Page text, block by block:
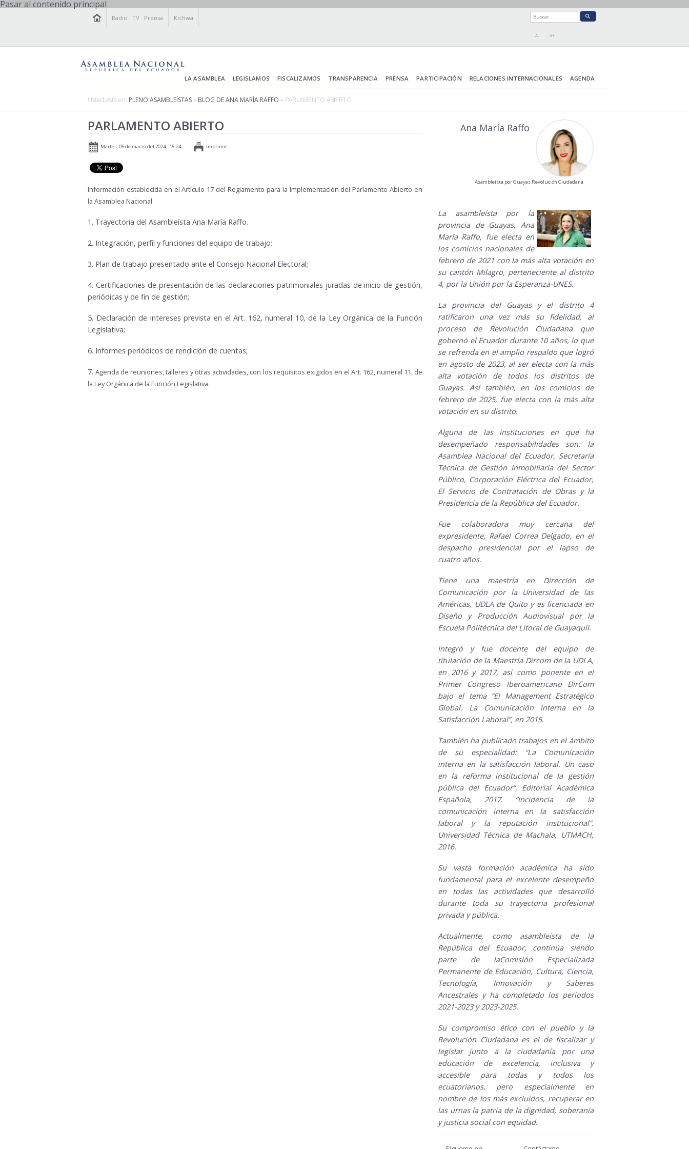
Pasar al contenido principal
Radio ·TV · Prensa Kichwa
A- A+
LA ASAMBLEA LEGISLAMOS FISCALIZAMOS TRANSPARENCIA PRENSA PARTICIPACIÓN RELACIONES INTERNACIONALES AGENDA
Usted está en: PLENO ASAMBLEÍSTAS » BLOG DE ANA MARÍA RAFFO » PARLAMENTO ABIERTO
PARLAMENTO ABIERTO
Martes, 05 de marzo del 2024 - 15:24 Imprimir
Información establecida en el Artículo 17 del Reglamento para la Implementación del Parlamento Abierto en
la Asamblea Nacional
1. Trayectoria del Asambleísta Ana María Raffo.
2. Integración, perfil y funciones del equipo de trabajo;
3. Plan de trabajo presentado ante el Consejo Nacional Electoral;
4. Certificaciones de presentación de las declaraciones patrimoniales juradas de inicio de gestión,
periódicas y de fin de gestión;
5. Declaración de intereses prevista en el Art. 162, numeral 10, de la Ley Orgánica de la Función
Legislativa;
6. Informes periódicos de rendición de cuentas;
7.Agenda de reuniones, talleres y otras actividades, con los requisitos exigidos en el Art. 162, numeral 11, de
la Ley Orgánica de la Función Legislativa.
Ana María Raffo
Asambleísta por Guayas Revolución Ciudadana
La asambleísta por la
provincia de Guayas, Ana
María Raffo, fue electa en
los comicios nacionales de
febrero de 2021 con la más alta votación en
su cantón Milagro, perteneciente al distrito
4, por la Unión por la Esperanza-UNES.
La provincia del Guayas y el distrito 4
ratificaron una vez más su fidelidad, al
proceso de Revolución Ciudadana que
gobernó el Ecuador durante 10 años, lo que
se refrenda en el amplio respaldo que logró
en agosto de 2023, al ser electa con la más
alta votación de todos los distritos de
Guayas. Así también, en los comicios de
febrero de 2025, fue electa con la más alta
votación en su distrito.
Alguna de las instituciones en que ha
desempeñado responsabilidades son: la
Asamblea Nacional del Ecuador, Secretaría
Técnica de Gestión Inmobiliaria del Sector
Público, Corporación Eléctrica del Ecuador,
El Servicio de Contratación de Obras y la
Presidencia de la República del Ecuador.
Fue colaboradora muy cercana del
expresidente, Rafael Correa Delgado, en el
despacho presidencial por el lapso de
cuatro años.
Tiene una maestría en Dirección de
Comunicación por la Universidad de las
Américas, UDLA de Quito y es licenciada en
Diseño y Producción Audiovisual por la
Escuela Politécnica del Litoral de Guayaquil.
Integró y fue docente del equipo de
titulación de la Maestría Dircom de la UDLA,
en 2016 y 2017, así como ponente en el
Primer Congreso Iberoamericano DirCom
bajo el tema “El Management Estratégico
Global. La Comunicación Interna en la
Satisfacción Laboral”, en 2015.
También ha publicado trabajos en el ámbito
de su especialidad: “La Comunicación
interna en la satisfacción laboral. Un caso
en la reforma institucional de la gestión
pública del Ecuador”, Editorial Académica
Española, 2017. “Incidencia de la
comunicación interna en la satisfacción
laboral y la reputación institucional”.
Universidad Técnica de Machala, UTMACH,
2016.
Su vasta formación académica ha sido
fundamental para el excelente desempeño
en todas las actividades que desarrolló
durante toda su trayectoria profesional
privada y pública.
Actualmente, como asambleísta de la
República del Ecuador, continúa siendo
parte de laComisión Especializada
Permanente de Educación, Cultura, Ciencia,
Tecnología, Innovación y Saberes
Ancestrales y ha completado los períodos
2021-2023 y 2023-2025.
Su compromiso ético con el pueblo y la
Revolución Ciudadana es el de fiscalizar y
legislar junto a la ciudadanía por una
educación de excelencia, inclusiva y
accesible para todas y todos los
ecuatorianos, pero especialmente en
nombre de los más excluidos, recuperar en
las urnas la patria de la dignidad, soberanía
y justicia social con equidad.